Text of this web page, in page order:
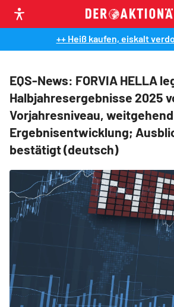
++ Heiß kaufen, eiskalt
EQS-News: FORVIA HELLA
Halbjahresergebnisse 2025
Vorjahresniveau,
Ergebnisentwicklung;
bestätigt (deutsch)